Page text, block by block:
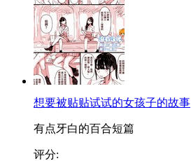
想要被贴贴试试的女孩子的故事
有点牙白的百合短篇
评分: